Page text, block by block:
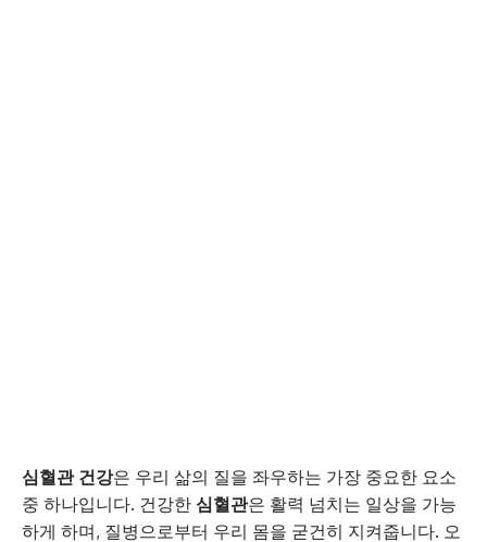
심혈관 건강은 우리 삶의 질을 좌우하는 가장 중요한 요소
중 하나입니다. 건강한 심혈관은 활력 넘치는 일상을 가능
하게 하며, 질병으로부터 우리 몸을 굳건히 지켜줍니다. 오